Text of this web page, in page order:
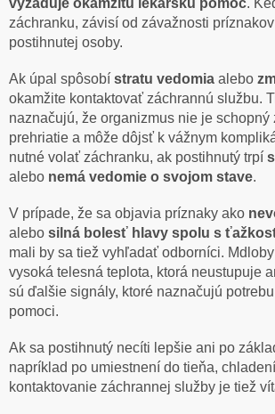
záchranku, závisí od závažnosti
postihnutej osoby.
Ak úpal spôsobí stratu vedomia alebo
okamžite kontaktovať záchrannú službu.
naznačujú, že organizmus nie je schopný
prehriatie a môže dôjsť k vážnym
nutné volať záchranku, ak postihnutý trpí
alebo nemá vedomie o svojom stave.
V prípade, že sa objavia príznaky ako
alebo silná bolesť hlavy spolu s
mali by sa tiež vyhľadať odborníci.
vysoká telesná teplota, ktorá neustupuje
sú ďalšie signály, ktoré naznačujú
pomoci.
Ak sa postihnutý necíti lepšie ani po
napríklad po umiestnení do tieňa,
kontaktovanie záchrannej služby je tiež